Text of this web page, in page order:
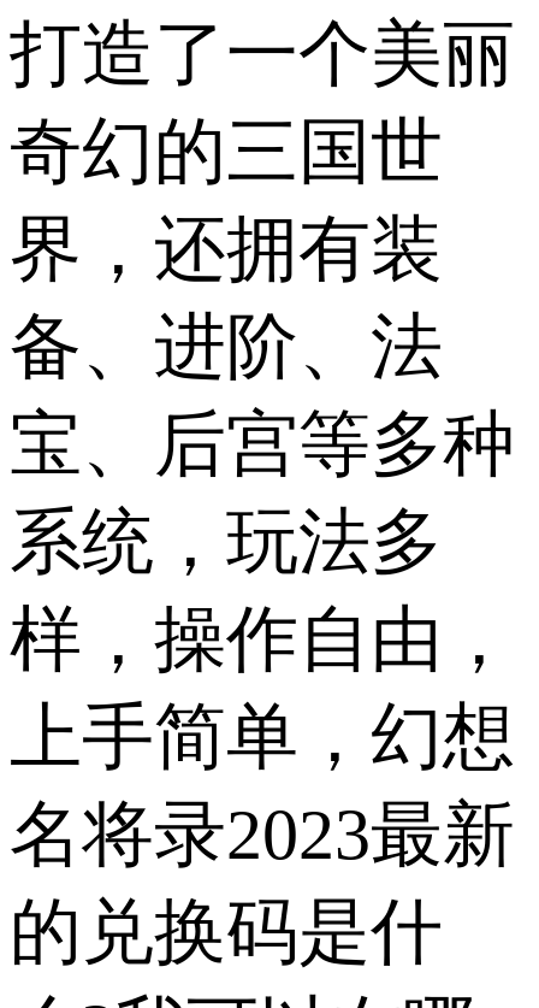
打造了一个美丽
奇幻的三国世
界，还拥有装
备、进阶、法
宝、后宫等多种
系统，玩法多
样，操作自由，
上手简单，幻想
名将录2023最新
的兑换码是什